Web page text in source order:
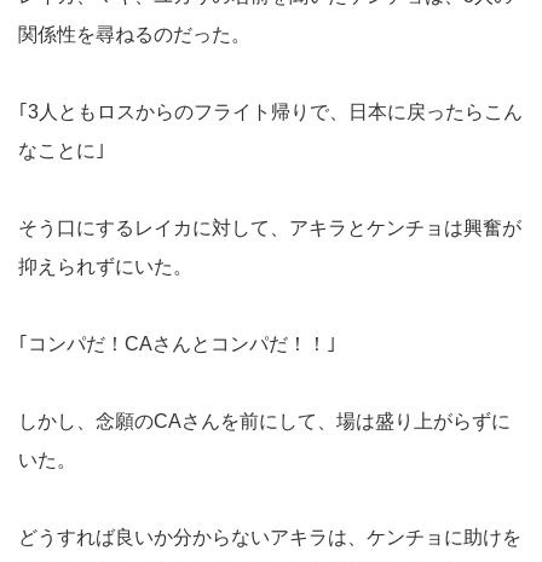
関係性を尋ねるのだった。
｢3人ともロスからのフライト帰りで、日本に戻ったらこん
なことに｣
そう口にするレイカに対して、アキラとケンチョは興奮が
抑えられずにいた。
｢コンパだ！CAさんとコンパだ！！｣
しかし、念願のCAさんを前にして、場は盛り上がらずに
いた。
どうすれば良いか分からないアキラは、ケンチョに助けを